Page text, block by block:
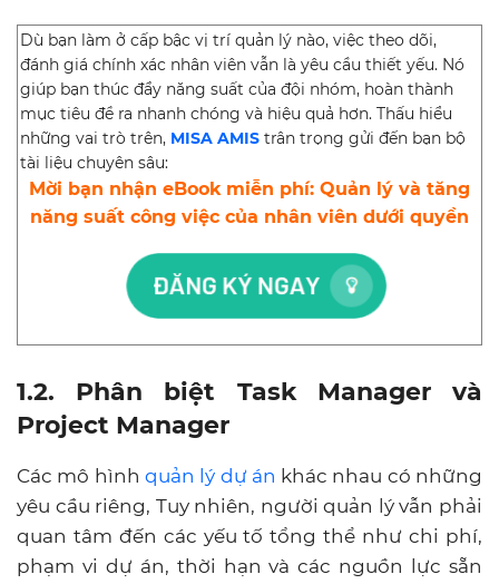
Dù bạn làm ở cấp bậc vị trí quản lý nào, việc theo dõi,
đánh giá chính xác nhân viên vẫn là yêu cầu thiết yếu. Nó
giúp bạn thúc đẩy năng suất của đội nhóm, hoàn thành
mục tiêu đề ra nhanh chóng và hiệu quả hơn. Thấu hiểu
những vai trò trên, MISA AMIS trân trọng gửi đến bạn bộ
tài liệu chuyên sâu:
Mời bạn nhận eBook miễn phí: Quản lý và tăng
năng suất công việc của nhân viên dưới quyền
1.2. Phân biệt Task Manager và
Project Manager
Các mô hình quản lý dự án khác nhau có những
yêu cầu riêng, Tuy nhiên, người quản lý vẫn phải
quan tâm đến các yếu tố tổng thể như chi phí,
phạm vi dự án, thời hạn và các nguồn lực sẵn